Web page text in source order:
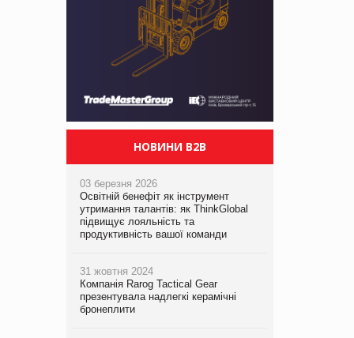
НОВИНИ B2B
03 березня 2026
Освітній бенефіт як інструмент
утримання талантів: як ThinkGlobal
підвищує лояльність та
продуктивність вашої команди
31 жовтня 2024
Компанія Rarog Tactical Gear
презентувала надлегкі керамічні
бронеплити